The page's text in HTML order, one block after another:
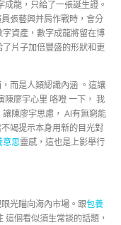
龍，只給了一張誕生證。
張藝興并肩作戰時，會分
資產，數字成龍將留在博
片子加倍豐盛的形狀和更
而是人類認識內涵 。這讓
陳廖宇心里 咯噔 一下， 我
陳廖宇思慮， AI有無窮能
竭提示本身用新的目光對
意思靈感，這也是上影舉行
光瞄向海內市場。跟包養
這個看似須生常談的話題，